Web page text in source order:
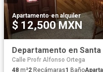
Apartamento·en alquiler
$ 12,500 MXN
Departamento en
Calle Profr Alfonso Ortega
48 m²2 Recámaras1 Baño